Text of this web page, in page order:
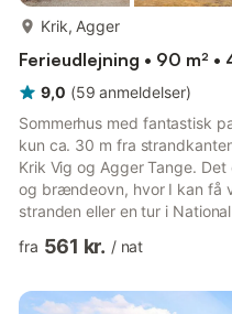
Krik, Agger
Ferieudlejning • 90 m²
9,0 (59 anmeldelser)
Sommerhus med fantastisk
kun ca. 30 m fra
Krik Vig og Agger Tange.
og brændeovn, hvor I kan få
stranden eller en tur i
Sommerhuset har alt til en
Sommerhuset rummer
fra 561 kr. / nat